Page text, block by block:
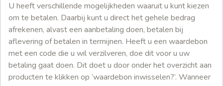
U heeft verschillende mogelijkheden waaruit u kunt kiezen
om te betalen. Daarbij kunt u direct het gehele bedrag
afrekenen, alvast een aanbetaling doen, betalen bij
aflevering of betalen in termijnen. Heeft u een waardebon
met een code die u wil verzilveren, doe dit voor u uw
betaling gaat doen. Dit doet u door onder het overzicht aan
producten te klikken op ‘waardebon inwisselen?’. Wanneer